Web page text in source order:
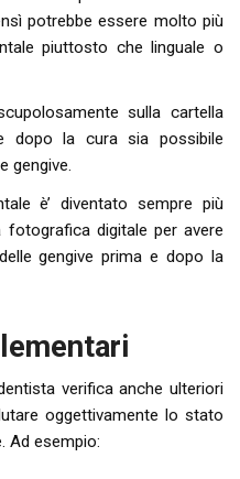
potrebbe essere molto più
piuttosto che linguale o
sulla cartella
dopo la cura sia possibile
gengive.
è’ diventato sempre più
digitale per avere
gengive prima e dopo la
verifica anche ulteriori
oggettivamente lo stato
Ad esempio: